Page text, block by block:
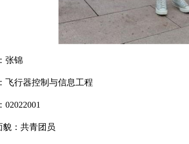
张锦
飞行器控制与信息工程
02022001
貌：共青团员